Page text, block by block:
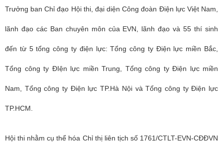
Trưởng ban Chỉ đạo Hội thi, đại diện Công đoàn Điện lực Việt Nam,
lãnh đạo các Ban chuyên môn của EVN, lãnh đạo và 55 thí sinh
đến từ 5 tổng công ty điện lực: Tổng công ty Điện lực miền Bắc,
Tổng công ty ĐIện lực miền Trung, Tổng công ty Điện lực miền
Nam, Tổng công ty Điện lực TP.Hà Nội và Tổng công ty Điện lực
TP.HCM.
Hội thi nhằm cụ thể hóa Chỉ thị liên tịch số 1761/CTLT-EVN-CĐĐVN